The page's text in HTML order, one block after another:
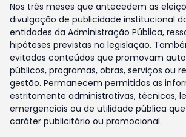
Nos três meses que antecedem as
divulgação de publicidade institucional
entidades da Administração Pública,
hipóteses previstas na legislação.
evitados conteúdos que promovam
públicos, programas, obras, serviços ou
gestão. Permanecem permitidas as
estritamente administrativas, técnicas,
emergenciais ou de utilidade pública
caráter publicitário ou promocional.